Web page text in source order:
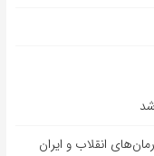
انقلاب و ایران